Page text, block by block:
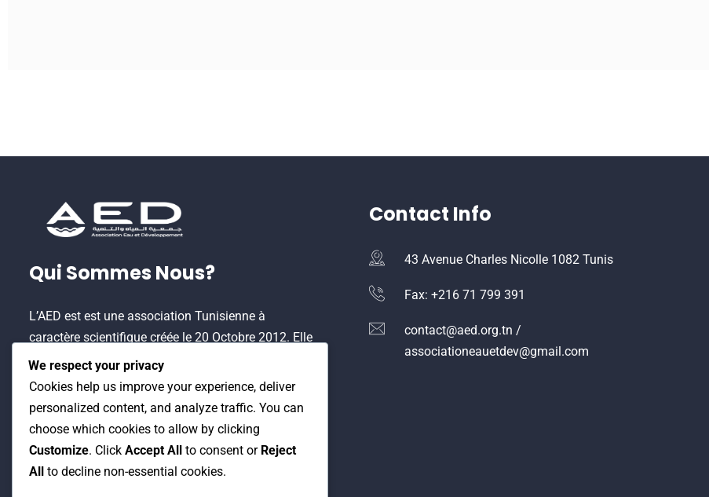
Qui Sommes Nous?
L’AED est est une association Tunisienne à
caractère scientifique créée le 20 Octobre 2012. Elle
est une plateforme multi-acteurs permettant de
contribuer à un développement durable et à
l’amélioration de la qualité de vie.
Contact Info
43 Avenue Charles Nicolle 1082 Tunis
Fax: +216 71 799 391
contact@aed.org.tn /
associationeauetdev@gmail.com
We respect your privacy
Cookies help us improve your experience, deliver
personalized content, and analyze traffic. You can
choose which cookies to allow by clicking
Customize. Click Accept All to consent or Reject
All to decline non-essential cookies.